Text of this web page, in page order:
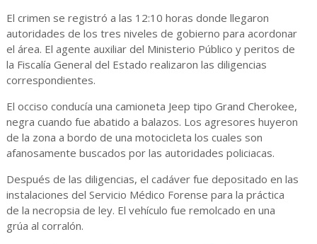
El crimen se registró a las 12:10 horas donde llegaron
autoridades de los tres niveles de gobierno para acordonar
el área. El agente auxiliar del Ministerio Público y peritos de
la Fiscalía General del Estado realizaron las diligencias
correspondientes.
El occiso conducía una camioneta Jeep tipo Grand Cherokee,
negra cuando fue abatido a balazos. Los agresores huyeron
de la zona a bordo de una motocicleta los cuales son
afanosamente buscados por las autoridades policiacas.
Después de las diligencias, el cadáver fue depositado en las
instalaciones del Servicio Médico Forense para la práctica
de la necropsia de ley. El vehículo fue remolcado en una
grúa al corralón.